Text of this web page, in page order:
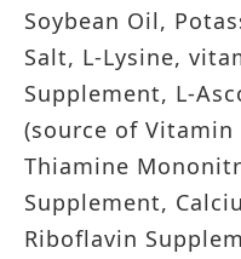
Soybean Oil,
Salt, L-Lysine,
Supplement, L-
(source of Vitamin
Thiamine
Supplement,
Riboflavin